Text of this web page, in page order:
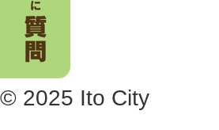
© 2025 Ito City